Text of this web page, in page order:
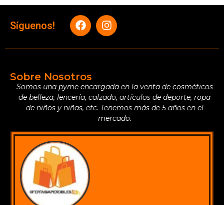
Síguenos!
Sobre Nosotros
Somos una pyme encargada en la venta de cosméticos
de belleza, lencería, calzado, artículos de deporte, ropa
de niños y niñas, etc. Tenemos más de 5 años en el
mercado.